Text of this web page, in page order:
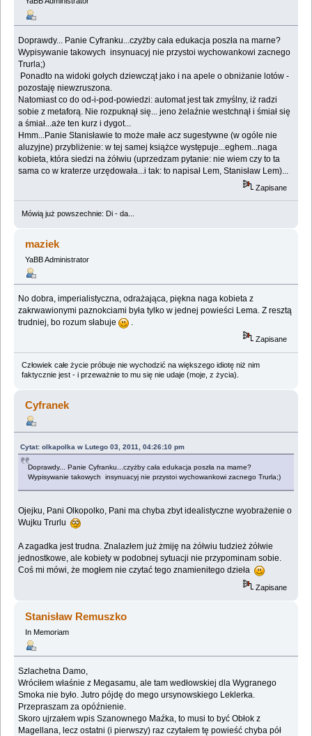
Doprawdy... Panie Cyfranku...czyżby cała edukacja poszła na marne?
Wypisywanie takowych insynuacyj nie przystoi wychowankowi zacnego
Trurla;)
Ponadto na widoki gołych dziewcząt jako i na apele o obniżanie lotów -
pozostaję niewzruszona.
Natomiast co do od-i-pod-powiedzi: automat jest tak zmyślny, iż radzi
sobie z metaforą. Nie rozpuknął się... jeno żelaźnie westchnął i śmiał się
a śmiał...aże ten kurz i dygot...
Hmm...Panie Stanisławie to może małe acz sugestywne (w ogóle nie
aluzyjne) przybliżenie: w tej samej książce występuje...eghem...naga
kobieta, która siedzi na żółwiu (uprzedzam pytanie: nie wiem czy to ta
sama co w kraterze urzędowała...i tak: to napisał Lem, Stanisław Lem)...
Zapisane
Mówią już powszechnie: Di - da...
maziek
YaBB Administrator
No dobra, imperialistyczna, odrażająca, piękna naga kobieta z
zakrwawionymi paznokciami była tylko w jednej powieści Lema. Z resztą
trudniej, bo rozum słabuje
.
Zapisane
Człowiek całe życie próbuje nie wychodzić na większego idiotę niż nim
faktycznie jest - i przeważnie to mu się nie udaje (moje, z życia).
Cyfranek
Cytat: olkapolka w Lutego 03, 2011, 04:26:10 pm
Doprawdy... Panie Cyfranku...czyżby cała edukacja poszła na marne?
Wypisywanie takowych insynuacyj nie przystoi wychowankowi zacnego Trurla;)
Ojejku, Pani Olkopolko, Pani ma chyba zbyt idealistyczne wyobrażenie o
Wujku Trurlu
A zagadka jest trudna. Znalazłem już żmiję na żółwiu tudzież żółwie
jednostkowe, ale kobiety w podobnej sytuacji nie przypominam sobie.
Coś mi mówi, że mogłem nie czytać tego znamienitego dzieła
Zapisane
Stanisław Remuszko
In Memoriam
Szlachetna Damo,
Wróciłem właśnie z Megasamu, ale tam wedłowskiej dla Wygranego
Smoka nie było. Jutro pójdę do mego ursynowskiego Leklerka.
Przepraszam za opóźnienie.
Skoro ujrzałem wpis Szanownego Maźka, to musi to być Obłok z
Magellana, lecz ostatni (i pierwszy) raz czytałem tę powieść chyba pół